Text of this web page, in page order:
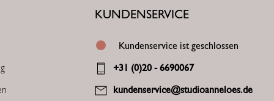
KUNDENSERVICE
Kundenservice ist geschlossen
+31 (0)20 - 6690067
kundenservice@studioanneloes.de